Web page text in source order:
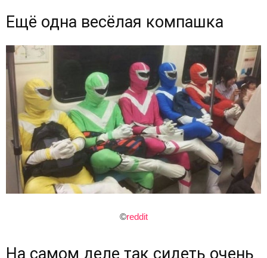
Ещё одна весёлая компашка
©reddit
На самом деле так сидеть очень